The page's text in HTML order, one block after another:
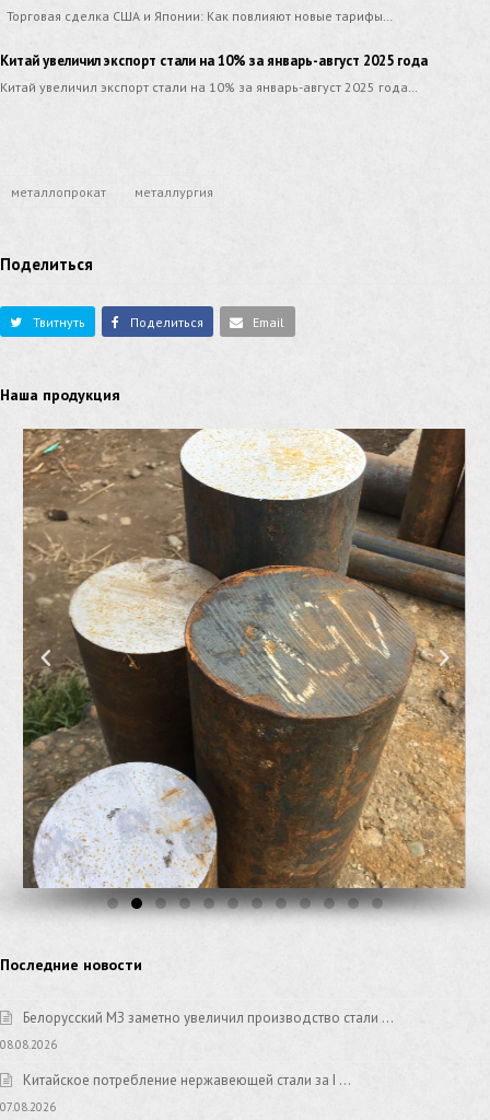
Торговая сделка США и Японии: Как повлияют новые тарифы…
Китай увеличил экспорт стали на 10% за январь-август 2025 года
Китай увеличил экспорт стали на 10% за январь-август 2025 года…
металлопрокат металлургия
Поделиться
Твитнуть Поделиться Email
Наша продукция
Последние новости
Белорусский МЗ заметно увеличил производство стали …
08.08.2026
Китайское потребление нержавеющей стали за I …
07.08.2026